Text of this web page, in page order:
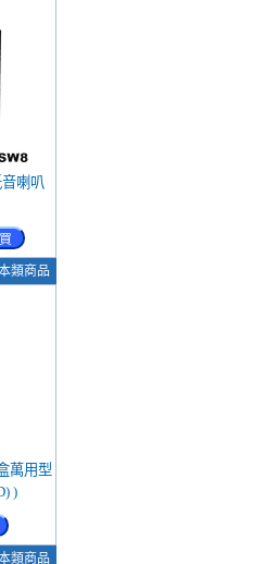
喇叭
類商品
萬用型
)
類商品